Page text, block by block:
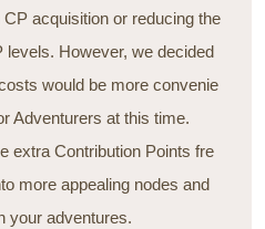
acquisition or reducing the
levels. However, we decided
would be more convenie
Adventurers at this time.
extra Contribution Points fre
more appealing nodes and
your adventures.